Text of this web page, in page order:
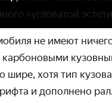
«угловатой
не имеют
карбоновыми
хотя тип
и дополнено